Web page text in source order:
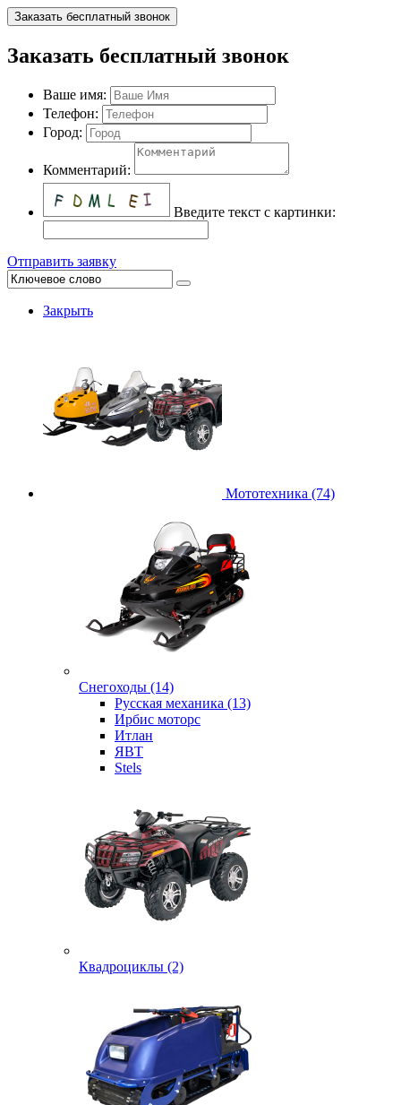
Заказать бесплатный звонок
Заказать бесплатный звонок
Ваше имя:
Телефон:
Город:
Комментарий:
Введите текст с картинки:
Отправить заявку
Закрыть
Мототехника (74)
Снегоходы (14)
Русская механика (13)
Ирбис моторс
Итлан
ЯВТ
Stels
Квадроциклы (2)